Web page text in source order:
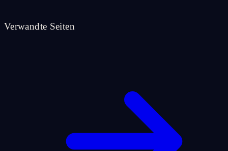
Verwandte Seiten